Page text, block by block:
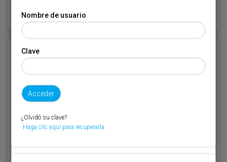
Registrarse
Email*
Nombre de usuario
Clave
¿Olvidó su clave?
Haga clic aquí para recuperarla.